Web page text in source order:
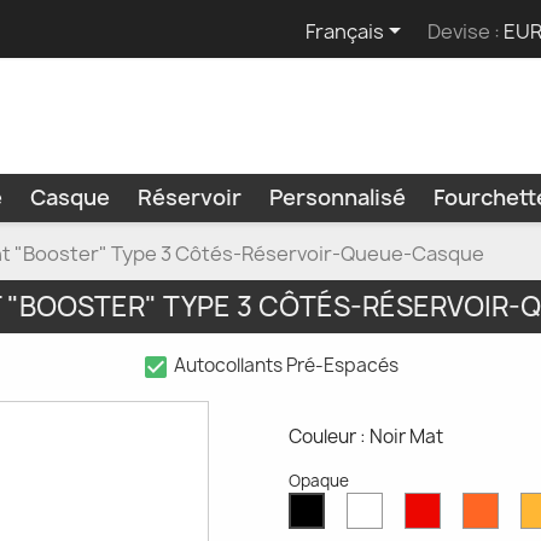
Français Devise :
Casque Réservoir Personnalisé
"Booster" Type 3 Côtés-Réservoir-Queue-Casque
TYPE 3 CÔTÉS-RÉSERVOIR-
check_box Autocollants Pré-Espacés
Couleur : Noir Mat
Opaque
Mat
Mat
Mat
Mat